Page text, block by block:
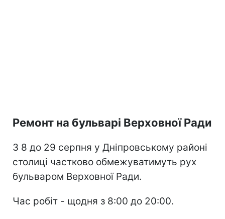
Ремонт на бульварі Верховної Ради
З 8 до 29 серпня у Дніпровському районі
столиці частково обмежуватимуть рух
бульваром Верховної Ради.
Час робіт - щодня з 8:00 до 20:00.